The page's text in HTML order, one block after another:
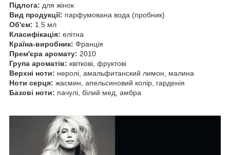
Підлога: для жінок
Вид продукції: парфумована вода (пробник)
Об'єм: 1.5 мл
Класифікація: елітна
Країна-виробник: Франція
Прем'єра аромату: 2010
Група ароматів: квіткові, фруктові
Верхні ноти: неролі, амальфитанский лимон, малина
Ноти серця: жасмин, апельсиновий колір, гарденія
Базові ноти: пачулі, білий мед, амбра